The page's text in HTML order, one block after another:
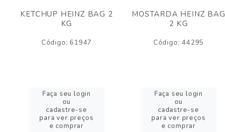
KETCHUP HEINZ BAG 2
KG
Código: 61947
Faça seu login
ou
cadastre-se
para ver preços
e comprar
MOSTARDA HEINZ BAG
2 KG
Código: 44295
Faça seu login
ou
cadastre-se
para ver preços
e comprar